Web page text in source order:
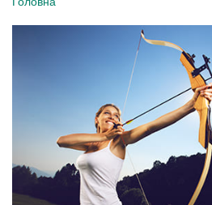
Кадрова та
підтримка